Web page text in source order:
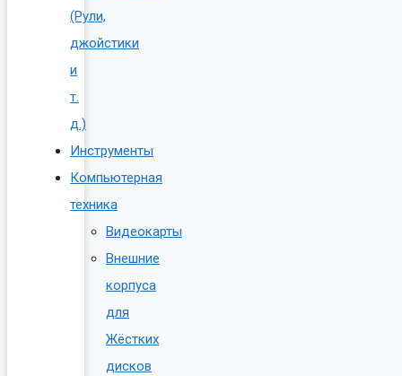
(Рули,
джойстики
и
т.
д.)
Инструменты
Компьютерная
техника
Видеокарты
Внешние
корпуса
для
Жёстких
дисков